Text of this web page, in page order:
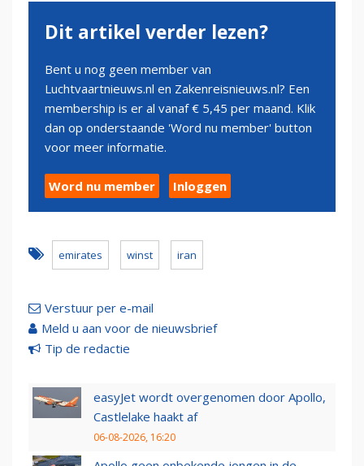
Dit artikel verder lezen?
Bent u nog geen member van
Luchtvaartnieuws.nl en Zakenreisnieuws.nl? Een
membership is er al vanaf € 5,45 per maand. Klik
dan op onderstaande 'Word nu member' button
voor meer informatie.
Word nu member Inloggen
emirates winst iran
Verstuur per e-mail
Meld u aan voor de nieuwsbrief
Tip de redactie
easyJet wordt overgenomen door Apollo,
Castlelake haakt af
06-08-2026, 16:20